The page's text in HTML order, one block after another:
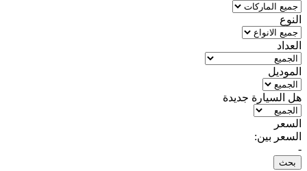
النوع
العداد
الموديل
هل السيارة جديدة
السعر
السعر بين:
-
بحث